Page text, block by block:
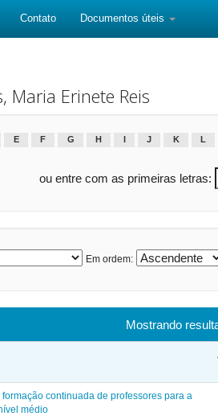
Contato Documentos úteis
Maria Erinete Reis
E F G H J K L
ou entre com as primeiras letras:
Em ordem:
Mostrando
continuada de professores para a
médio